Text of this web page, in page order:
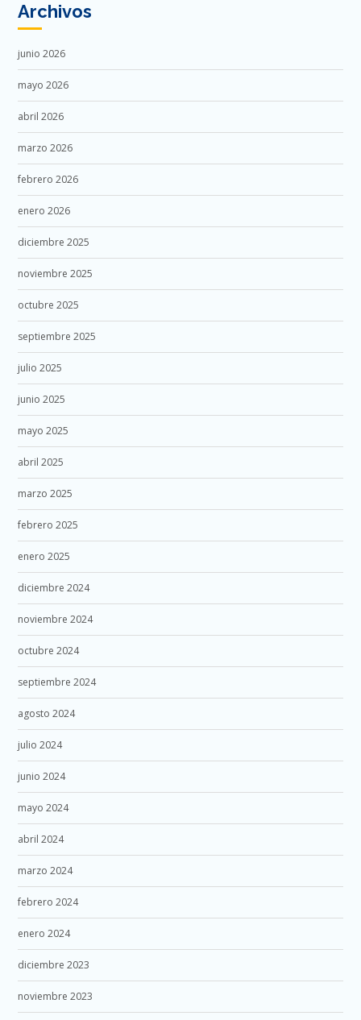
Archivos
junio 2026
mayo 2026
abril 2026
marzo 2026
febrero 2026
enero 2026
diciembre 2025
noviembre 2025
octubre 2025
septiembre 2025
julio 2025
junio 2025
mayo 2025
abril 2025
marzo 2025
febrero 2025
enero 2025
diciembre 2024
noviembre 2024
octubre 2024
septiembre 2024
agosto 2024
julio 2024
junio 2024
mayo 2024
abril 2024
marzo 2024
febrero 2024
enero 2024
diciembre 2023
noviembre 2023